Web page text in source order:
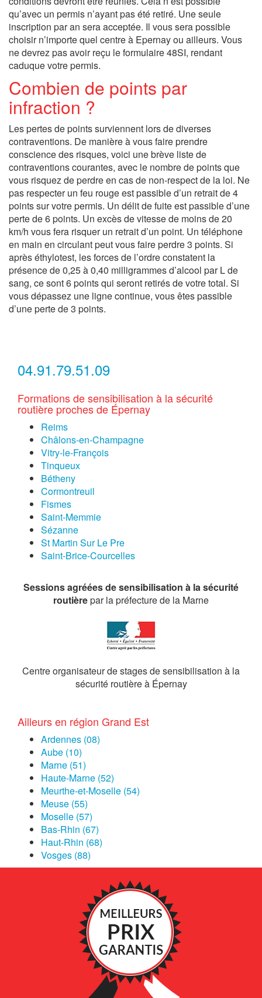
qu’avec un permis n’ayant pas été retiré. Une seule
inscription par an sera acceptée. Il vous sera possible
choisir n’importe quel centre à Epernay ou ailleurs. Vous
ne devrez pas avoir reçu le formulaire 48SI, rendant
caduque votre permis.
Combien de points par
infraction ?
Les pertes de points surviennent lors de diverses
contraventions. De manière à vous faire prendre
conscience des risques, voici une brève liste de
contraventions courantes, avec le nombre de points que
vous risquez de perdre en cas de non-respect de la loi. Ne
pas respecter un feu rouge est passible d’un retrait de 4
points sur votre permis. Un délit de fuite est passible d’une
perte de 6 points. Un excès de vitesse de moins de 20
km/h vous fera risquer un retrait d’un point. Un téléphone
en main en circulant peut vous faire perdre 3 points. Si
après éthylotest, les forces de l’ordre constatent la
présence de 0,25 à 0,40 milligrammes d’alcool par L de
sang, ce sont 6 points qui seront retirés de votre total. Si
vous dépassez une ligne continue, vous êtes passible
d’une perte de 3 points.
04.91.79.51.09
Formations de sensibilisation à la sécurité
routière proches de Épernay
Reims
Châlons-en-Champagne
Vitry-le-François
Tinqueux
Bétheny
Cormontreuil
Fismes
Saint-Memmie
Sézanne
St Martin Sur Le Pre
Saint-Brice-Courcelles
Sessions agréées de sensibilisation à la sécurité
routièrepar la préfecture de la Marne
Centre organisateur de stages de sensibilisation à la
sécurité routière à Épernay
Ailleurs en région Grand Est
Ardennes (08)
Aube (10)
Marne (51)
Haute-Marne (52)
Meurthe-et-Moselle (54)
Meuse (55)
Moselle (57)
Bas-Rhin (67)
Haut-Rhin (68)
Vosges (88)